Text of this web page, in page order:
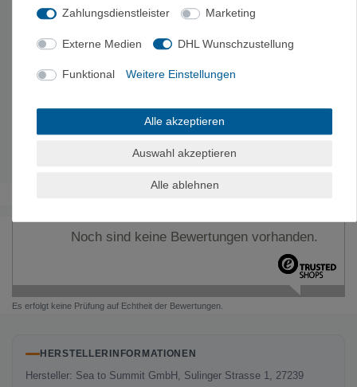
Technische Daten
Material:Glasfaserverstärktes Nylon und
lebensmittelechtes Silikon
17.8 x 17.8 x 2.5 cm
Volumen:Cup 400, Medium Bowl 680, Large Bowl 890 ml
Noch sind keine Bewertungen vorhanden.
Es erfolgt keine Prüfung auf Echtheit der Bewertungen.
HERSTELLERINFORMATIONEN
Hersteller: Sea to Summit GmbH, Sulinger Strasse 1, 27239
Zahlungsdienstleister Marketing
Externe Medien DHL Wunschzustellung
Funktional Weitere Einstellungen
Alle akzeptieren
Auswahl akzeptieren
Alle ablehnen